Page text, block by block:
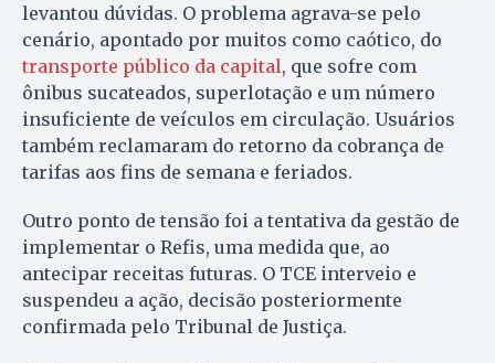
levantou dúvidas. O problema agrava-se pelo
cenário, apontado por muitos como caótico, do
transporte público da capital, que sofre com
ônibus sucateados, superlotação e um número
insuficiente de veículos em circulação. Usuários
também reclamaram do retorno da cobrança de
tarifas aos fins de semana e feriados.
Outro ponto de tensão foi a tentativa da gestão de
implementar o Refis, uma medida que, ao
antecipar receitas futuras. O TCE interveio e
suspendeu a ação, decisão posteriormente
confirmada pelo Tribunal de Justiça.